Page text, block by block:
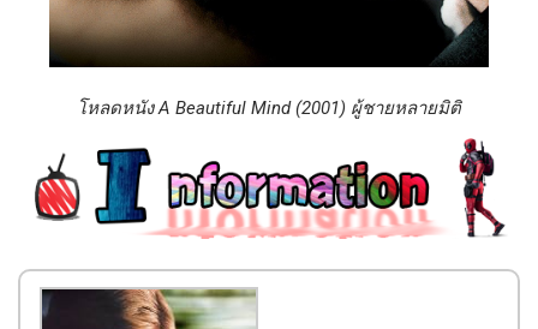
โหลดหนัง A Beautiful Mind (2001) ผู้ชายหลายมิติ